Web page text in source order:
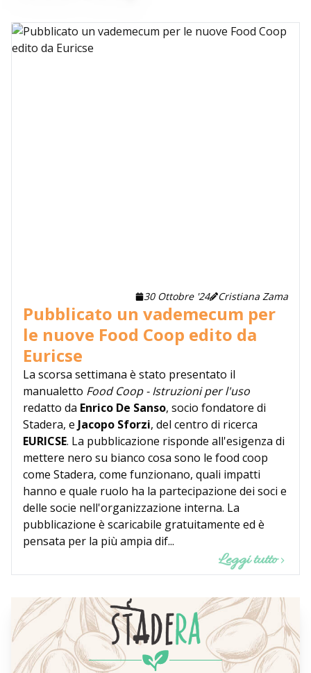
30 Ottobre '24 Cristiana Zama
Pubblicato un vademecum per
le nuove Food Coop edito da
Euricse
La scorsa settimana è stato presentato il
manualetto Food Coop - Istruzioni per l'uso
redatto da Enrico De Sanso, socio fondatore di
Stadera, e Jacopo Sforzi, del centro di ricerca
EURICSE. La pubblicazione risponde all'esigenza di
mettere nero su bianco cosa sono le food coop
come Stadera, come funzionano, quali impatti
hanno e quale ruolo ha la partecipazione dei soci e
delle socie nell'organizzazione interna. La
pubblicazione è scaricabile gratuitamente ed è
pensata per la più ampia dif...
Leggi tutto